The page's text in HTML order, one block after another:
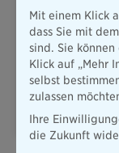
KFZ &
Mit einem Klick
dass Sie mit
sind. Sie
Klick auf „Mehr
selbst
zulassen
Ihre
die Zukunft